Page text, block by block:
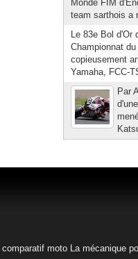
Monde FIM
team sarthois a
Le 83e Bol d'Or
Championnat
copieusement
Yamaha, FCC-
Par
comparatif moto La mécanique